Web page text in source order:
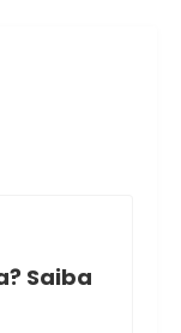
Saiba